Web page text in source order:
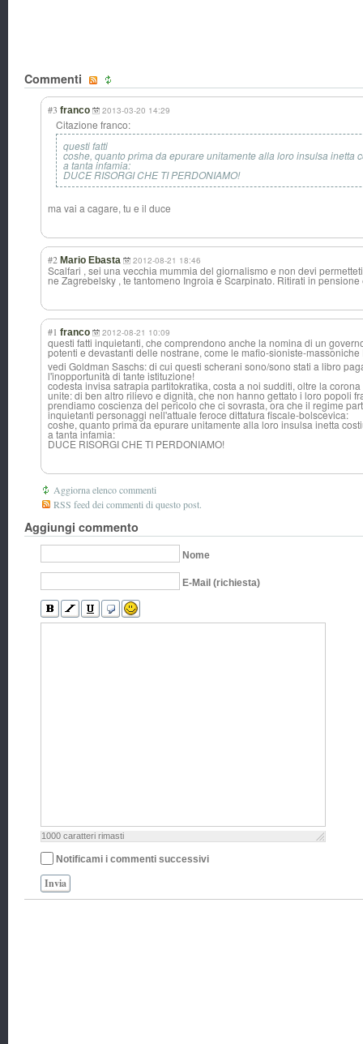
Commenti
#3 franco 2013-03-20 14:29
Citazione franco:
questi fatti
coshe, quanto prima da epurare unitamente alla loro insulsa inetta
a tanta infamia:
DUCE RISORGI CHE TI PERDONIAMO!
ma vai a cagare, tu e il duce
#2 Mario Ebasta 2012-08-21 18:46
Scalfari , sei una vecchia mummia del giornalismo e non devi
ne Zagrebelsky , te tantomeno Ingroia e Scarpinato. Ritirati in
#1 franco 2012-08-21 10:09
questi fatti inquietanti, che comprendono anche la nomina di un
potenti e devastanti delle nostrane, come le mafio-sioniste-massoniche
vedi Goldman Saschs: di cui questi scherani sono/sono stati a libro
l'inopportunità di tante istituzione!
codesta invisa satrapia partitokratika, costa a noi sudditi, oltre la
unite: di ben altro rilievo e dignità, che non hanno gettato i loro popoli
prendiamo coscienza del pericolo che ci sovrasta, ora che il regime
inquietanti personaggi nell'attuale feroce dittatura fiscale-bolscevica:
coshe, quanto prima da epurare unitamente alla loro insulsa inetta
a tanta infamia:
DUCE RISORGI CHE TI PERDONIAMO!
Aggiorna elenco commenti
RSS feed dei commenti di questo post.
Aggiungi commento
Nome
E-Mail (richiesta)
1000 caratteri rimasti
Notificami i commenti successivi
Invia